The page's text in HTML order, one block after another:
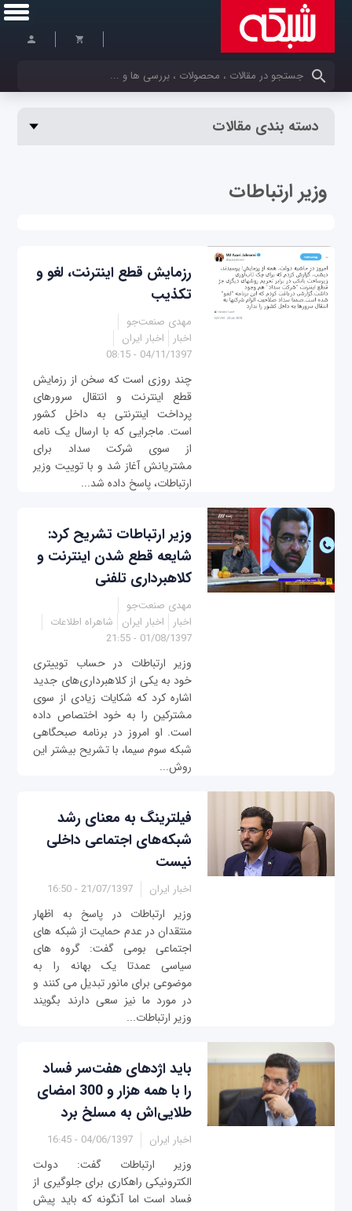
کلمات کلیدی خود را وارد کنید
دسته بندی مقالات
وزیر ارتباطات
رزمایش قطع اینترنت، لغو و
تکذیب
مهدی صنعت‌جو
اخبار
اخبار ایران
04/11/1397 - 08:15
چند روزی است که سخن از رزمایش
قطع اینترنت و انتقال سرورهای
پرداخت اینترنتی به داخل کشور
است. ماجرایی که با ارسال یک نامه
از سوی شرکت سداد برای
مشتریانش آغاز شد و با توییت وزیر
ارتباطات، پاسخ داده شد...
وزیر ارتباطات تشریح کرد:
شایعه قطع شدن اینترنت و
کلاهبرداری تلفنی
مهدی صنعت‌جو
اخبار
اخبار ایران
شاهراه اطلاعات
01/08/1397 - 21:55
وزیر ارتباطات در حساب توییتری
خود به یکی از کلاهبرداری‌های جدید
اشاره کرد که شکایات زیادی از سوی
مشترکین را به خود اختصاص داده
است. او امروز در برنامه صبحگاهی
شبکه سوم سیما، با تشریح بیشتر این
روش...
فیلترینگ به معنای رشد
شبکه‌های اجتماعی داخلی
نیست
اخبار ایران 21/07/1397 - 16:50
وزیر ارتباطات در پاسخ به اظهار
منتقدان در عدم حمایت از شبکه های
اجتماعی بومی گفت: گروه های
سیاسی عمدتا یک بهانه را به
موضوعی برای مانور تبدیل می کنند و
در مورد ما نیز سعی دارند بگویند
وزیر ارتباطات...
باید اژدهای هفت‌سر فساد
را با همه هزار و 300 امضای
طلایی‌اش به مسلخ برد
اخبار ایران 04/06/1397 - 16:45
وزیر ارتباطات گفت: دولت
الکترونیکی راهکاری برای جلوگیری از
فساد است اما آنگونه که باید پیش